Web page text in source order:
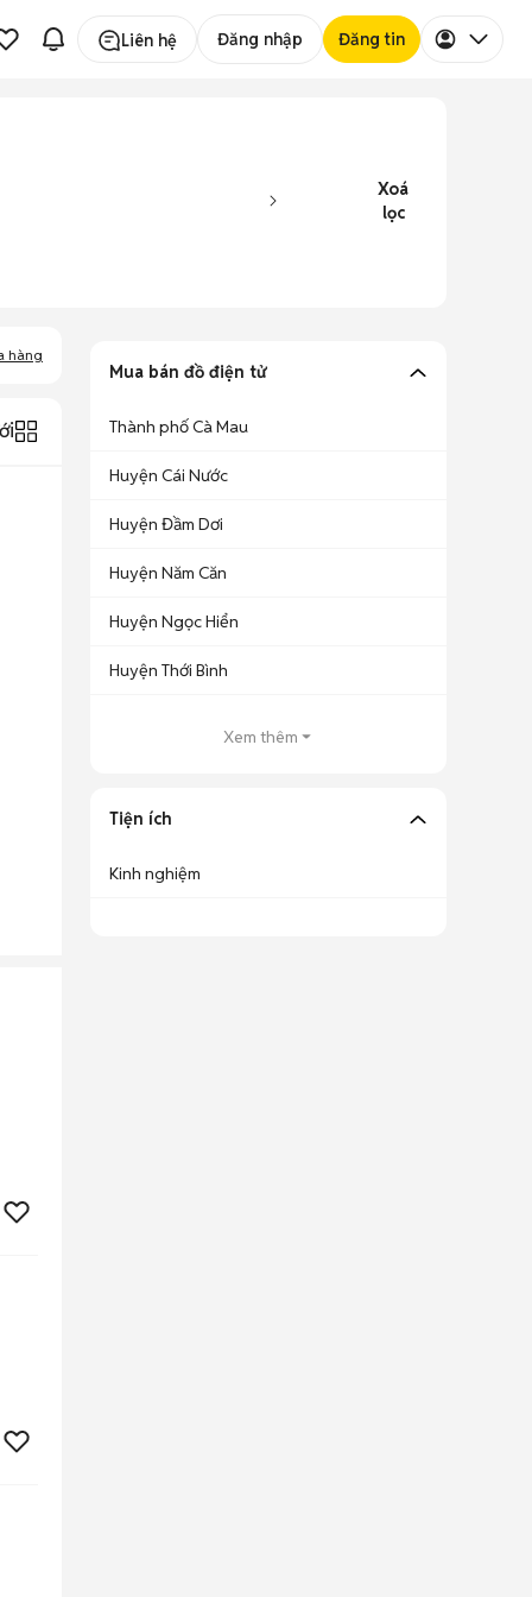
Liên hệ Đăng nhập Đăng tin
Xoá
lọc
hàng
Mua bán đồ điện tử
Thành phố Cà Mau
Huyện Cái Nước
Huyện Đầm Dơi
Huyện Năm Căn
Huyện Ngọc Hiển
Huyện Thới Bình
Xem thêm
Tiện ích
Kinh nghiệm